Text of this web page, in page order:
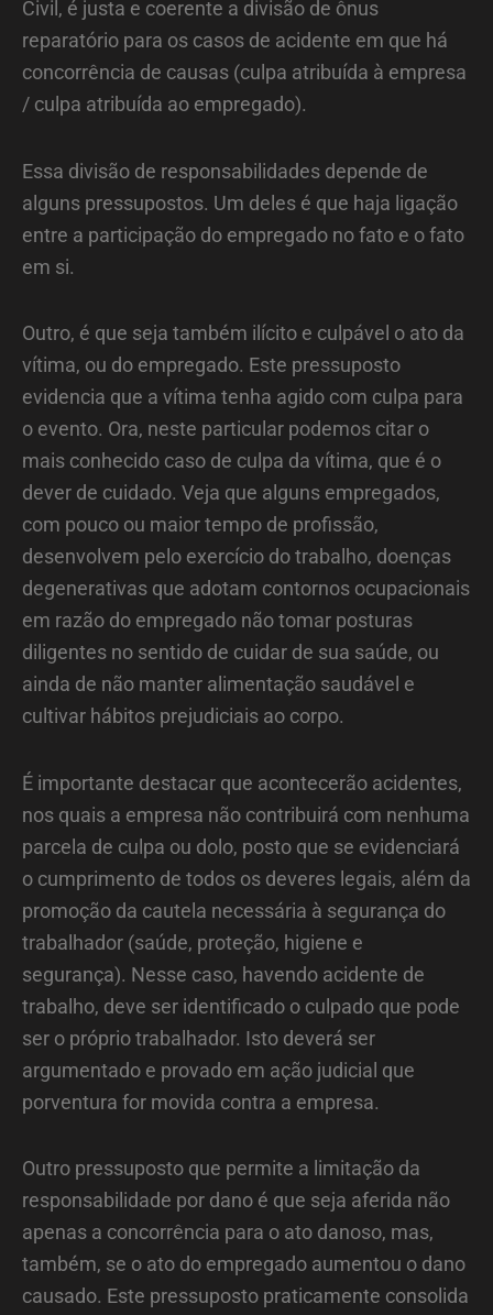
Civil, é justa e coerente a divisão de ônus
reparatório para os casos de acidente em que há
concorrência de causas (culpa atribuída à empresa
/ culpa atribuída ao empregado).
Essa divisão de responsabilidades depende de
alguns pressupostos. Um deles é que haja ligação
entre a participação do empregado no fato e o fato
em si.
Outro, é que seja também ilícito e culpável o ato da
vítima, ou do empregado. Este pressuposto
evidencia que a vítima tenha agido com culpa para
o evento. Ora, neste particular podemos citar o
mais conhecido caso de culpa da vítima, que é o
dever de cuidado. Veja que alguns empregados,
com pouco ou maior tempo de profissão,
desenvolvem pelo exercício do trabalho, doenças
degenerativas que adotam contornos ocupacionais
em razão do empregado não tomar posturas
diligentes no sentido de cuidar de sua saúde, ou
ainda de não manter alimentação saudável e
cultivar hábitos prejudiciais ao corpo.
É importante destacar que acontecerão acidentes,
nos quais a empresa não contribuirá com nenhuma
parcela de culpa ou dolo, posto que se evidenciará
o cumprimento de todos os deveres legais, além da
promoção da cautela necessária à segurança do
trabalhador (saúde, proteção, higiene e
segurança). Nesse caso, havendo acidente de
trabalho, deve ser identificado o culpado que pode
ser o próprio trabalhador. Isto deverá ser
argumentado e provado em ação judicial que
porventura for movida contra a empresa.
Outro pressuposto que permite a limitação da
responsabilidade por dano é que seja aferida não
apenas a concorrência para o ato danoso, mas,
também, se o ato do empregado aumentou o dano
causado. Este pressuposto praticamente consolida